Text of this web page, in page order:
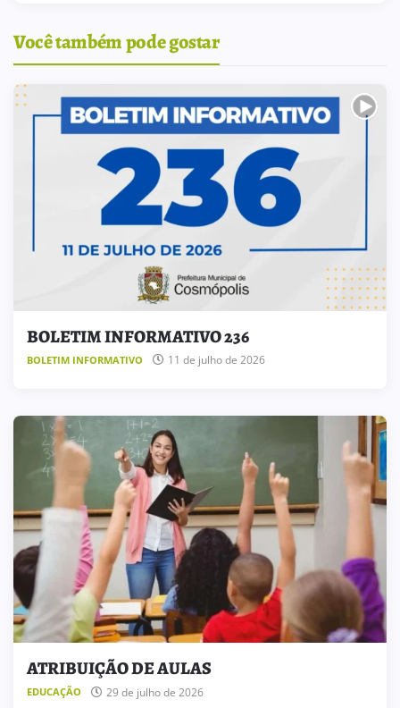
Você também pode gostar
BOLETIM INFORMATIVO 236
BOLETIM INFORMATIVO 11 de julho de 2026
ATRIBUIÇÃO DE AULAS
EDUCAÇÃO 29 de julho de 2026